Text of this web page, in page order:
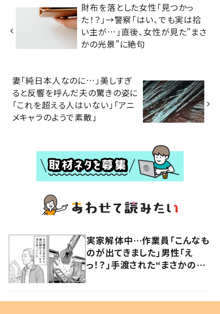
財布を落とした女性「見つかっ
た！？」→警察「はい、でも実は拾
い主が…」直後、女性が見た”まさ
かの光景”に絶句
妻「純日本人なのに…」美しすぎ
ると反響を呼んだ夫の驚きの姿に
「これを超える人はいない」「アニ
メキャラのようで素敵」
実家解体中…作業員「こんなも
のが出てきました」男性「え
っ！？」手渡された“まさかのモ